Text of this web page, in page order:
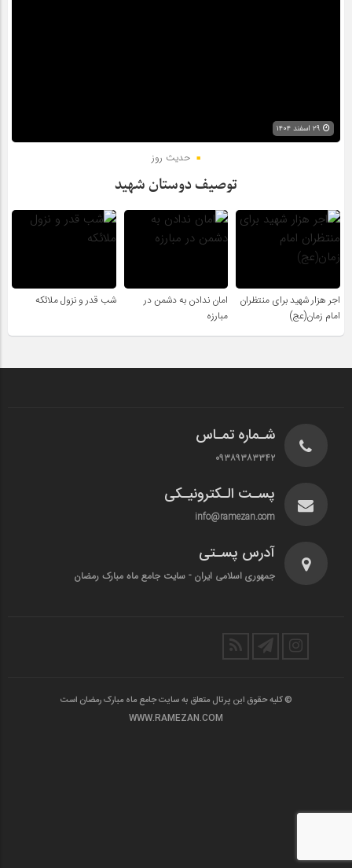
حدیث روز
توصیف دوستان شهید
اجر هزار شهید برای منتظران
امام زمان(عج)
امان ندادن به دشمن در
مبارزه
شب قدر و نزول ملائکه
شـماره تمـاس
۰۹۳۸۹۳۸۳۳۴۲
پسـت الـکترونیـکی
info@ramezan.com
آدرس پسـتی
جمهوری اسلامی ایران - سایت جامع ماه مبارک رمضان
© کلیه حقوق این پرتال متعلق به سایت جامع ماه مبارک رمضان است
WWW.RAMEZAN.COM